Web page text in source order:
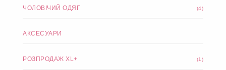
ЧОЛОВІЧИЙ ОДЯГ (4)
АКСЕСУАРИ
РОЗПРОДАЖ XL+ (1)